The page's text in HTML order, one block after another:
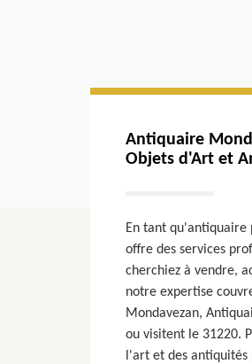
Antiquaire
Objets d'Art et
En tant qu'antiquaire
offre des services
cherchiez à vendre,
notre expertise
Mondavezan,
ou visitent le 31220.
l'art et des